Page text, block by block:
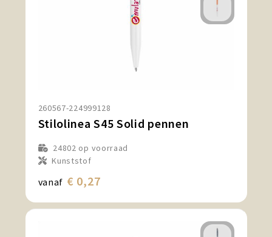
260567-224999128
Stilolinea S45 Solid pennen
24802 op voorraad
Kunststof
vanaf € 0,27